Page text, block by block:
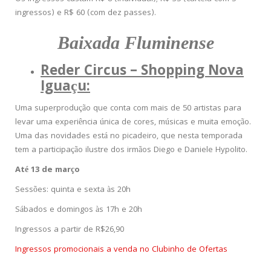
ingressos) e R$ 60 (com dez passes).
Baixada Fluminense
Reder Circus – Shopping Nova
Iguaçu:
Uma superprodução que conta com mais de 50 artistas para
levar uma experiência única de cores, músicas e muita emoção.
Uma das novidades está no picadeiro, que nesta temporada
tem a participação ilustre dos irmãos Diego e Daniele Hypolito.
Até 13 de março
Sessões: quinta e sexta às 20h
Sábados e domingos às 17h e 20h
Ingressos a partir de R$26,90
Ingressos promocionais a venda no Clubinho de Ofertas